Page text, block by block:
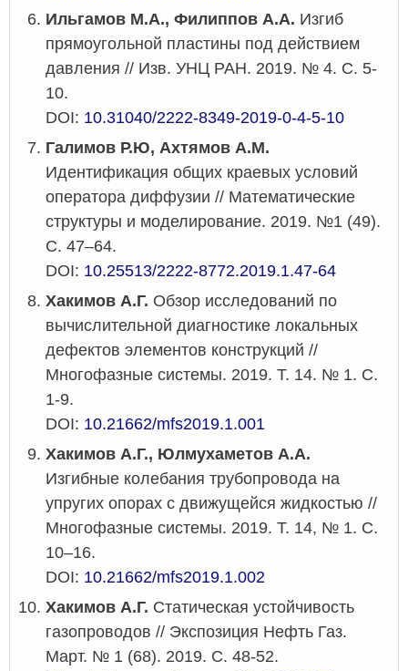
Ильгамов М.А., Филиппов А.А. Изгиб
прямоугольной пластины под действием
давления // Изв. УНЦ РАН. 2019. № 4. С. 5-
10.
DOI: 10.31040/2222-8349-2019-0-4-5-10
Галимов Р.Ю, Ахтямов А.М.
Идентификация общих краевых условий
оператора диффузии // Математические
структуры и моделирование. 2019. №1 (49).
С. 47–64.
DOI: 10.25513/2222-8772.2019.1.47-64
Хакимов А.Г. Обзор исследований по
вычислительной диагностике локальных
дефектов элементов конструкций //
Многофазные системы. 2019. Т. 14. № 1. С.
1-9.
DOI: 10.21662/mfs2019.1.001
Хакимов А.Г., Юлмухаметов А.А.
Изгибные колебания трубопровода на
упругих опорах с движущейся жидкостью //
Многофазные системы. 2019. Т. 14, № 1. С.
10–16.
DOI: 10.21662/mfs2019.1.002
Хакимов А.Г. Статическая устойчивость
газопроводов // Экспозиция Нефть Газ.
Март. № 1 (68). 2019. С. 48-52.